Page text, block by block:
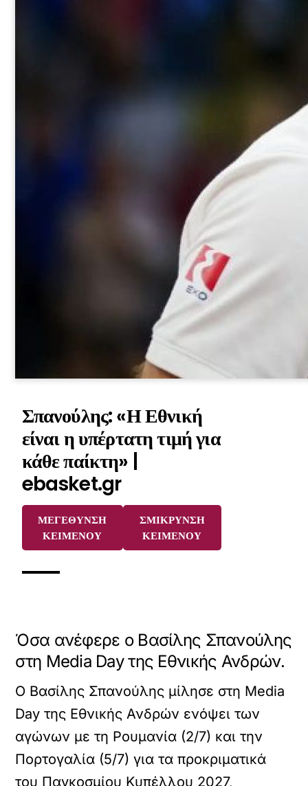
Σπανούλης: «Η Εθνική
είναι η υπέρτατη τιμή για
κάθε παίκτη» |
ebasket.gr
ΜΕΓΕΘΥΝΣΗ
ΚΕΙΜΕΝΟΥ
ΣΜΙΚΡΥΝΣΗ
ΚΕΙΜΕΝΟΥ
Όσα ανέφερε ο Βασίλης Σπανούλης
στη Media Day της Εθνικής Ανδρών.
Ο Βασίλης Σπανούλης μίλησε στη Media
Day της Εθνικής Ανδρών ενόψει των
αγώνων με τη Ρουμανία (2/7) και την
Πορτογαλία (5/7) για τα προκριματικά
του Παγκοσμίου Κυπέλλου 2027,